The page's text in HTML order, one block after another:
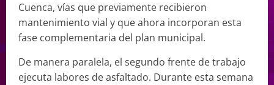
Cuenca, vías que previamente recibieron
mantenimiento vial y que ahora incorporan esta
fase complementaria del plan municipal.
De manera paralela, el segundo frente de trabajo
ejecuta labores de asfaltado. Durante esta semana